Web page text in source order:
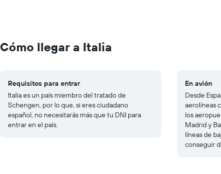
Cómo llegar a Italia
Requisitos para entrar
Italia es un país miembro del tratado de
Schengen, por lo que, si eres ciudadano
español, no necesitarás más que tu DNI para
entrar en el país.
En avión
Desde
aerolíneas
los
Madrid y
líneas de
conseguir